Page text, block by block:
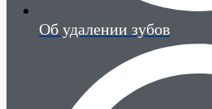
Об удалении зубов